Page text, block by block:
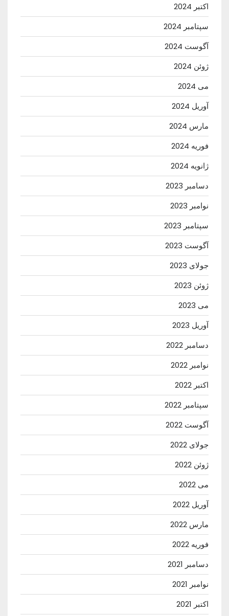
اکتبر 2024
سپتامبر 2024
آگوست 2024
ژوئن 2024
می 2024
آوریل 2024
مارس 2024
فوریه 2024
ژانویه 2024
دسامبر 2023
نوامبر 2023
سپتامبر 2023
آگوست 2023
جولای 2023
ژوئن 2023
می 2023
آوریل 2023
دسامبر 2022
نوامبر 2022
اکتبر 2022
سپتامبر 2022
آگوست 2022
جولای 2022
ژوئن 2022
می 2022
آوریل 2022
مارس 2022
فوریه 2022
دسامبر 2021
نوامبر 2021
اکتبر 2021